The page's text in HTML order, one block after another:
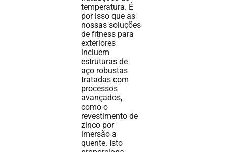
temperatura. É
por isso que as
nossas soluções
de fitness para
exteriores
incluem
estruturas de
aço robustas
tratadas com
processos
avançados,
como o
revestimento de
zinco por
imersão a
quente. Isto